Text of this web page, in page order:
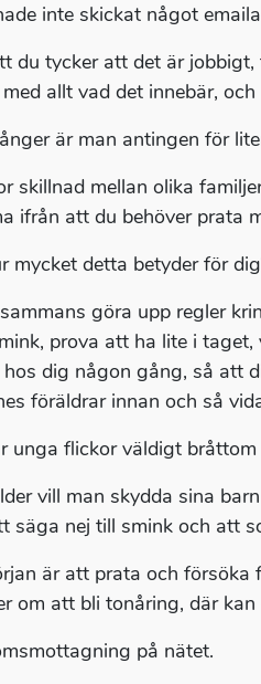
inte skickat något
du tycker att det är jobbigt,
allt vad det innebär,
är man antingen för
skillnad mellan olika
ifrån att du behöver prata
mycket detta betyder för
göra upp regler
prova att ha lite i
dig någon gång, så att
föräldrar innan och så
unga flickor väldigt
vill man skydda sina
säga nej till smink och att
är att prata och
om att bli tonåring, där
på nätet.